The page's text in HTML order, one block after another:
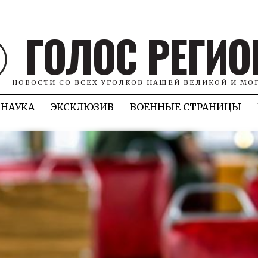
ГОЛОС
НОВОСТИ СО ВСЕХ УГОЛКОВ НАШЕЙ ВЕЛИКОЙ И
НАУКА ЭКСКЛЮЗИВ ВОЕННЫЕ СТРАНИЦЫ